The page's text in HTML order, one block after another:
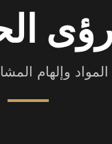
رؤى
المواد وإلهام